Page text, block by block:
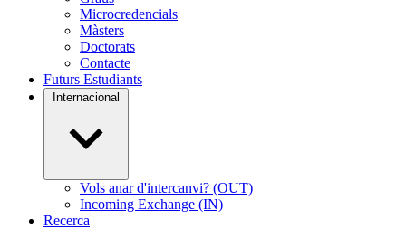
Microcredencials
Màsters
Doctorats
Contacte
Futurs Estudiants
Internacional
Vols anar d'intercanvi? (OUT)
Incoming Exchange (IN)
Recerca